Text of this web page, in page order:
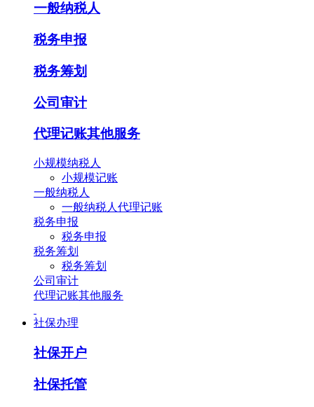
一般纳税人
税务申报
税务筹划
公司审计
代理记账其他服务
小规模纳税人
小规模记账
一般纳税人
一般纳税人代理记账
税务申报
税务申报
税务筹划
税务筹划
公司审计
代理记账其他服务
社保办理
社保开户
社保托管